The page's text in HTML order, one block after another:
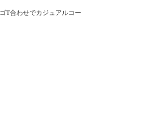
T合わせでカジュアルコー